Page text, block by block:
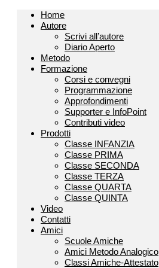
Home
Autore
Scrivi all’autore
Diario Aperto
Metodo
Formazione
Corsi e convegni
Programmazione
Approfondimenti
Supporter e InfoPoint
Contributi video
Prodotti
Classe INFANZIA
Classe PRIMA
Classe SECONDA
Classe TERZA
Classe QUARTA
Classe QUINTA
Video
Contatti
Amici
Scuole Amiche
Amici Metodo Analogico
Classi Amiche-Attestato